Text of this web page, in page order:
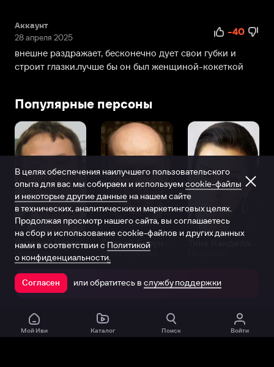
Аккаунт
28 апреля 2025
-40
внешне раздражает, бесконечно дует свои губки и
строит глазки.лучше бы он был женщиной-кокеткой
Популярные персоны
Виталий Шляппо
Продюсер Актёр дубляжа
Открыть в приложении
Мой Иви Каталог Поиск Войти
В целях обеспечения наилучшего пользовательского
опыта для вас мы собираем и используем cookie-файлы
и некоторые другие данные на нашем сайте
в технических, аналитических и маркетинговых целях.
Продолжая просмотр нашего сайта, вы соглашаетесь
на сбор и использование cookie-файлов и других данных
нами в соответствии с Политикой
о конфиденциальности.
Согласен или обратитесь в службу поддержки